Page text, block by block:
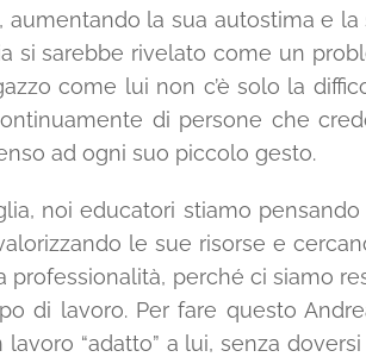
la sua autostima e
si sarebbe rivelato come un
come lui non c’è solo la
di persone che
ad ogni suo piccolo gesto.
noi educatori stiamo
le sue risorse e
professionalità, perché ci siamo
di lavoro. Per fare questo
“adatto” a lui, senza